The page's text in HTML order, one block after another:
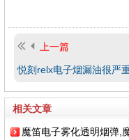
上一篇
悦刻relx电子烟漏油很严
相关文章
魔笛电子雾化透明烟弹,